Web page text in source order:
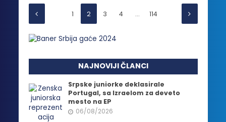
1 2 3 4 … 114
NAJNOVIJI ČLANCI
Srpske juniorke deklasirale
Portugal, sa Izraelom za deveto
mesto na EP
06/08/2026